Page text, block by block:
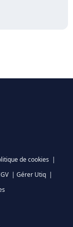
de cookies |
| Gérer Utiq |